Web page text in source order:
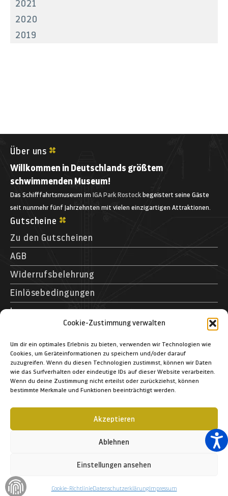
Cookie-Zustimmung verwalten
Um dir ein optimales Erlebnis zu bieten, verwenden wir Technologien wie
Cookies, um Geräteinformationen zu speichern und/oder darauf
zuzugreifen. Wenn du diesen Technologien zustimmst, können wir Daten
wie das Surfverhalten oder eindeutige IDs auf dieser Website verarbeiten.
Wenn du deine Zustimmung nicht erteilst oder zurückziehst, können
bestimmte Merkmale und Funktionen beeinträchtigt werden.
Akzeptieren
Ablehnen
Einstellungen ansehen
Cookie-RichtlinieDatenschutzerklärungImpressum
2021
2020
2019
Über uns
Willkommen in Deutschlands größtem
schwimmenden Museum!
Das Schifffahrtsmuseum im IGA Park Rostock begeistert seine Gäste
seit nunmehr fünf Jahrzehnten mit vielen einzigartigen Attraktionen.
Gutscheine
Zu den Gutscheinen
AGB
Widerrufsbelehrung
Einlösebedingungen
Impressum
Museumspark Rostock GmbH
Schifffahrtsmuseum Rostock
Schmarl-Dorf 40
D – 18106 Rostock
+49 (03 81) 12 83 1-366
info@schifffahrtsmuseum-rostock.de
© 2023 Museumspark Rostock GmbH